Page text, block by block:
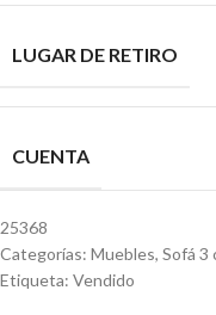
LUGAR DE RETIRO
CUENTA
25368
Categorías: Muebles, Sofá 3
Etiqueta: Vendido